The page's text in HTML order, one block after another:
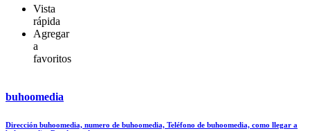
Vista
rápida
Agregar
a
favoritos
buhoomedia
Dirección buhoomedia, numero de buhoomedia, Teléfono de buhoomedia, como llegar a